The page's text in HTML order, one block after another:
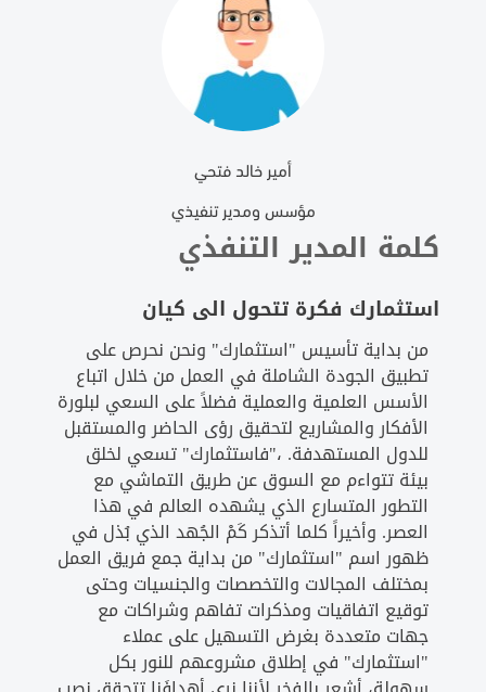
أمير خالد فتحي
مؤسس ومدير تنفيذي
كلمة المدير التنفذي
استثمارك فكرة تتحول الى كيان
من بداية تأسيس "استثمارك" ونحن نحرص على
تطبيق الجودة الشاملة في العمل من خلال اتباع
الأسس العلمية والعملية فضلاً على السعي لبلورة
الأفكار والمشاريع لتحقيق رؤى الحاضر والمستقبل
للدول المستهدفة. ،"فاستثمارك" تسعي لخلق
بيئة تتواءم مع السوق عن طريق التماشي مع
التطور المتسارع الذي يشهده العالم في هذا
العصر. وأخيراً كلما أتذكر كَمْ الجُهد الذي بُذل في
ظهور اسم "استثمارك" من بداية جمع فريق العمل
بمختلف المجالات والتخصصات والجنسيات وحتى
توقيع اتفاقيات ومذكرات تفاهم وشراكات مع
جهات متعددة بغرض التسهيل على عملاء
"استثمارك" في إطلاق مشروعهم للنور بكل